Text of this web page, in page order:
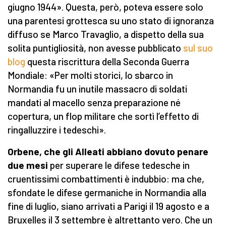
giugno 1944». Questa, però, poteva essere solo
una parentesi grottesca su uno stato di ignoranza
diffuso se Marco Travaglio, a dispetto della sua
solita puntigliosità, non avesse pubblicato sul suo
blog questa riscrittura della Seconda Guerra
Mondiale: «Per molti storici, lo sbarco in
Normandia fu un inutile massacro di soldati
mandati al macello senza preparazione né
copertura, un flop militare che sortì l’effetto di
ringalluzzire i tedeschi».
Orbene, che gli Alleati abbiano dovuto penare
due mesi per superare le difese tedesche in
cruentissimi combattimenti è indubbio: ma che,
sfondate le difese germaniche in Normandia alla
fine di luglio, siano arrivati a Parigi il 19 agosto e a
Bruxelles il 3 settembre è altrettanto vero. Che un